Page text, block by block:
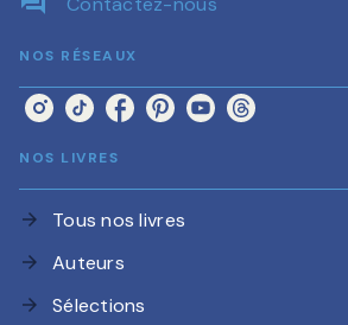
NOS RÉSEAUX
NOS LIVRES
arrow_forward Tous nos livres
arrow_forward Auteurs
arrow_forward Sélections